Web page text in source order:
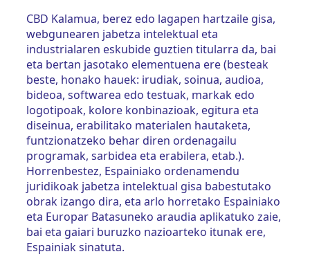
CBD Kalamua, berez edo lagapen hartzaile gisa,
webgunearen jabetza intelektual eta
industrialaren eskubide guztien titularra da, bai
eta bertan jasotako elementuena ere (besteak
beste, honako hauek: irudiak, soinua, audioa,
bideoa, softwarea edo testuak, markak edo
logotipoak, kolore konbinazioak, egitura eta
diseinua, erabilitako materialen hautaketa,
funtzionatzeko behar diren ordenagailu
programak, sarbidea eta erabilera, etab.).
Horrenbestez, Espainiako ordenamendu
juridikoak jabetza intelektual gisa babestutako
obrak izango dira, eta arlo horretako Espainiako
eta Europar Batasuneko araudia aplikatuko zaie,
bai eta gaiari buruzko nazioarteko itunak ere,
Espainiak sinatuta.